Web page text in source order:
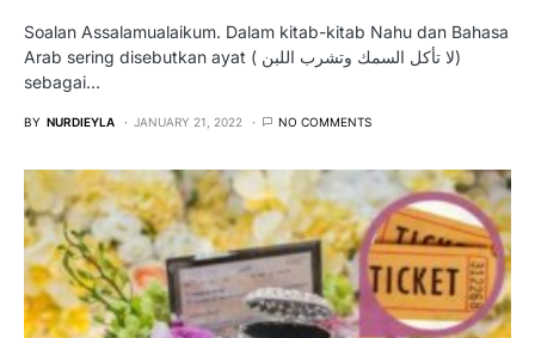
Soalan Assalamualaikum. Dalam kitab-kitab Nahu dan Bahasa
Arab sering disebutkan ayat ( لا تأكل السمك وتشرب اللبن)
sebagai…
BY NURDIEYLA JANUARY 21, 2022 NO COMMENTS